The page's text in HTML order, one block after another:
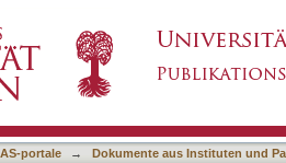
portale →
Dokumente aus Instituten und